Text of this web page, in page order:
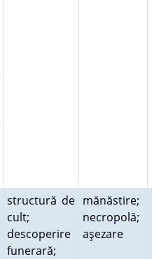
structură de
cult;
descoperire
funerară;
mănăstire;
necropolă;
aşezare